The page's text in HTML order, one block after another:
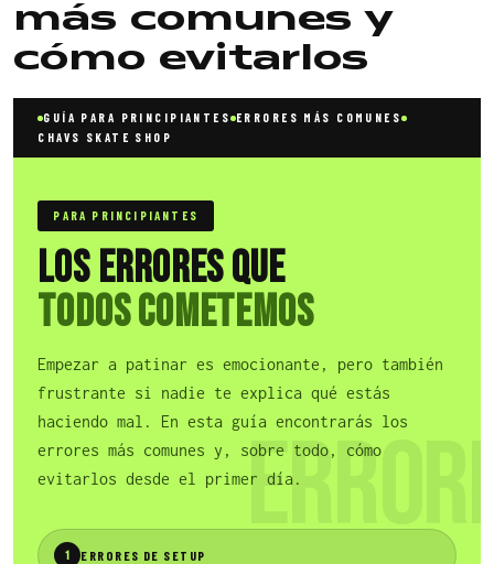
más comunes y
cómo evitarlos
GUÍA PARA PRINCIPIANTES ERRORES MÁS COMUNES
CHAVS SKATE SHOP
PARA PRINCIPIANTES
Los errores que
todos cometemos
Empezar a patinar es emocionante, pero también
frustrante si nadie te explica qué estás
haciendo mal. En esta guía encontrarás los
errores más comunes y, sobre todo, cómo
evitarlos desde el primer día.
1 ERRORES DE SETUP